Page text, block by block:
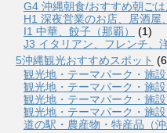
G4 沖縄朝食/おすすめ朝ごは
H1 深夜営業のお店、居酒屋
I1 中華、餃子（那覇）
(1)
J3 イタリアン、フレンチ、
5沖縄観光おすすめスポット
観光地・テーマパーク・施設
観光地・テーマパーク・施設
観光地・テーマパーク・施設
観光地・テーマパーク・施
道の駅・農産物・特産品（沖